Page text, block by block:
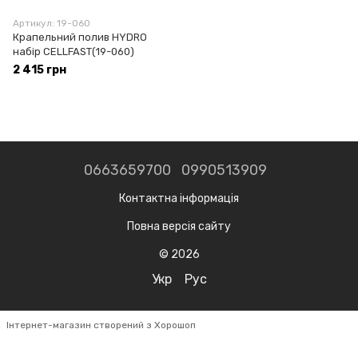
Артикул: 19-060
Крапельний полив HYDRO
набір CELLFAST(19-060)
2 415 грн
0663659700 0990513909
Контактна інформація
Повна версія сайту
© 2026
Укр Рус
Інтернет-магазин створений з Хорошоп